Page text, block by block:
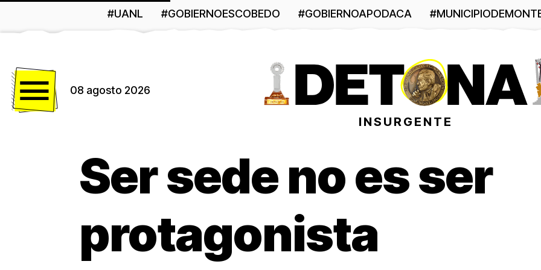
#UANL #GOBIERNOESCOBEDO #GOBIERNOAPODACA
08 agosto 2026
INSURGENTE
Ser sede no es ser
protagonista